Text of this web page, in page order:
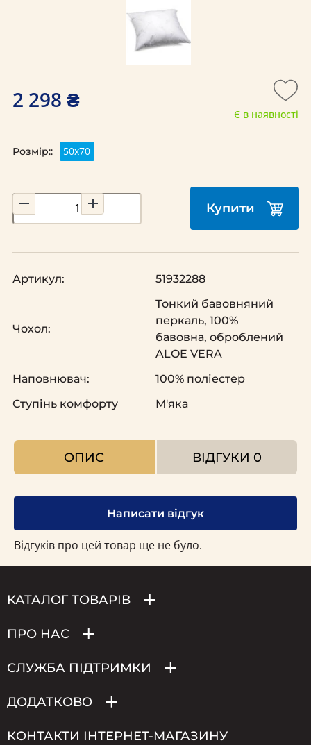
2 298 ₴
Є в наявності
Розмір:: 50х70
Купити
Артикул: 51932288
Чохол:
Тонкий бавовняний
перкаль, 100%
бавовна, оброблений
ALOE VERA
Наповнювач:
100% поліестер
Ступінь комфорту
М'яка
ОПИС ВІДГУКИ 0
Написати відгук
Відгуків про цей товар ще не було.
КАТАЛОГ ТОВАРІВ
ПРО НАС
СЛУЖБА ПІДТРИМКИ
ДОДАТКОВО
КОНТАКТИ ІНТЕРНЕТ-МАГАЗИНУ